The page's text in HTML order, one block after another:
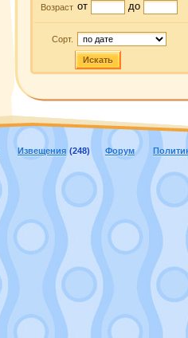
Возраст от до
Сорт.
Искать
Извещения (248) Форум